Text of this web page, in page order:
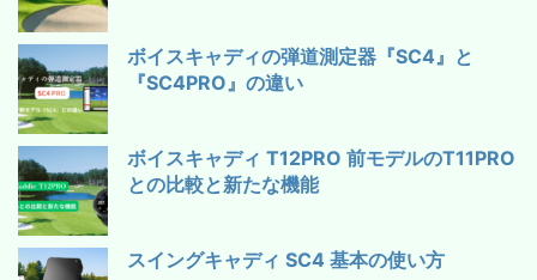
ボイスキャディの弾道測定器『SC4』と
『SC4PRO』の違い
ボイスキャディ T12PRO 前モデルのT11PRO
との比較と新たな機能
スイングキャディ SC4 基本の使い方